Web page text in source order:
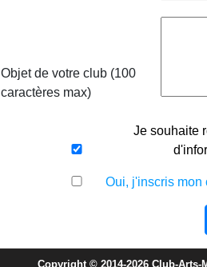
Objet de votre club (100
caractères max)
Je souhaite
Oui, j'inscris mon
Copyright © 2014-2026 Club-Arts-